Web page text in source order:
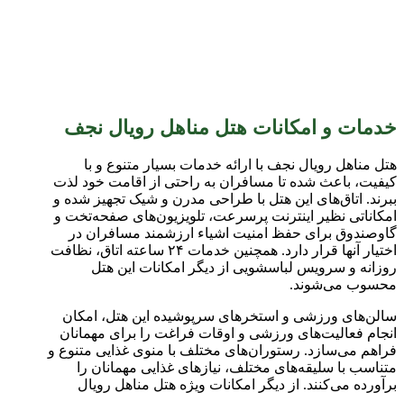
خدمات و امکانات هتل مناهل رویال نجف
هتل مناهل رویال نجف با ارائه خدمات بسیار متنوع و با
کیفیت، باعث شده تا مسافران به راحتی از اقامت خود لذت
ببرند. اتاق‌های این هتل با طراحی مدرن و شیک تجهیز شده و
امکاناتی نظیر اینترنت پرسرعت، تلویزیون‌های صفحه‌تخت و
گاوصندوق برای حفظ امنیت اشیاء ارزشمند مسافران در
اختیار آنها قرار دارد. همچنین خدمات ۲۴ ساعته اتاق، نظافت
روزانه و سرویس لباسشویی از دیگر امکانات این هتل
محسوب می‌شوند.
سالن‌های ورزشی و استخر‌های سرپوشیده این هتل، امکان
انجام فعالیت‌های ورزشی و اوقات فراغت را برای مهمانان
فراهم می‌سازد. رستوران‌های مختلف با منوی غذایی متنوع و
متناسب با سلیقه‌های مختلف، نیازهای غذایی مهمانان را
برآورده می‌کنند. از دیگر امکانات ویژه هتل مناهل رویال